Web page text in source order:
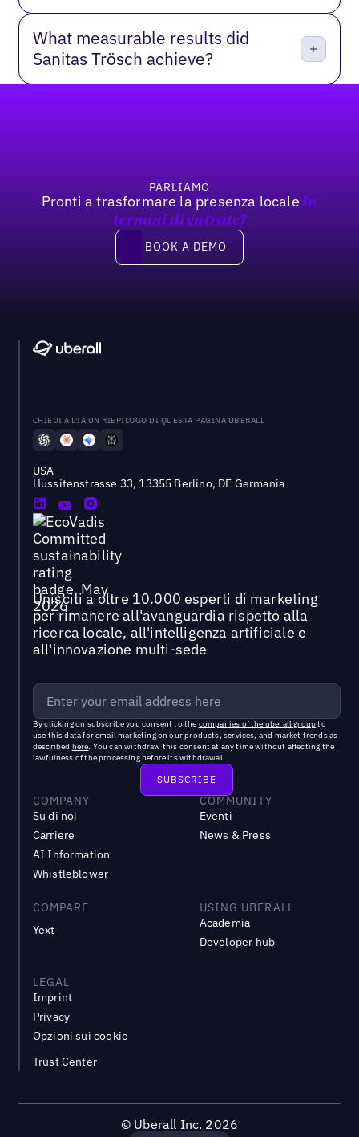
What measurable results did
Sanitas Trösch achieve?
PARLIAMO
Pronti a trasformare la presenza locale In
termini di entrate?
Book a demo
BOOK A DEMO
CHIEDI A L'IA UN RIEPILOGO DI QUESTA PAGINA UBERALL
USA
Hussitenstrasse 33, 13355 Berlino, DE Germania
Unisciti a oltre 10.000 esperti di marketing
per rimanere all'avanguardia rispetto alla
ricerca locale, all'intelligenza artificiale e
all'innovazione multi-sede
By clicking on subscribe you consent to the companies of the uberall groupto
use this data for email marketing on our products, services, and market trends as
described here. You can withdraw this consent at any time without affecting the
lawfulness of the processing before its withdrawal.
COMPANY
Su di noi
Carriere
AI Information
Whistleblower
COMMUNITY
Eventi
News & Press
COMPARE
Yext
USING UBERALL
Academia
Developer hub
LEGAL
Imprint
Privacy
Opzioni sui cookie
Trust Center
© Uberall Inc. 2026